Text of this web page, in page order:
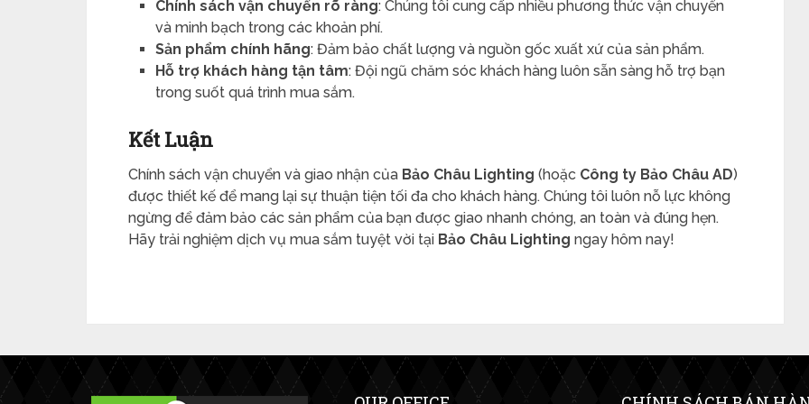
Chính sách vận chuyển rõ ràng: Chúng tôi cung cấp nhiều phương thức vận chuyển
và minh bạch trong các khoản phí.
Sản phẩm chính hãng: Đảm bảo chất lượng và nguồn gốc xuất xứ của sản phẩm.
Hỗ trợ khách hàng tận tâm: Đội ngũ chăm sóc khách hàng luôn sẵn sàng hỗ trợ bạn
trong suốt quá trình mua sắm.
Kết Luận
Chính sách vận chuyển và giao nhận của Bảo Châu Lighting (hoặc Công ty Bảo Châu AD)
được thiết kế để mang lại sự thuận tiện tối đa cho khách hàng. Chúng tôi luôn nỗ lực không
ngừng để đảm bảo các sản phẩm của bạn được giao nhanh chóng, an toàn và đúng hẹn.
Hãy trải nghiệm dịch vụ mua sắm tuyệt vời tại Bảo Châu Lighting ngay hôm nay!